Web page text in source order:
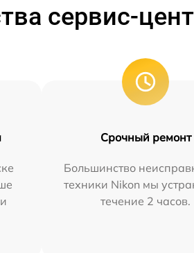
сервис-
Срочный ремонт
Большинство
техники Nikon мы
течение 2 часов.